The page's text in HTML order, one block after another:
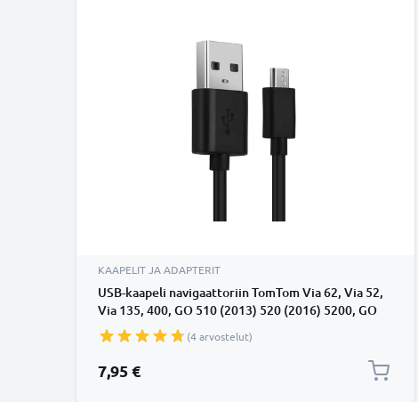
KAAPELIT JA ADAPTERIT
USB-kaapeli navigaattoriin TomTom Via 62, Via 52,
Via 135, 400, GO 510 (2013) 520 (2016) 5200, GO
610 6100, GO 620 - 2A, 1m latausjohto. Musta PVC
kaapeli
(4 arvostelut)
7,95 €